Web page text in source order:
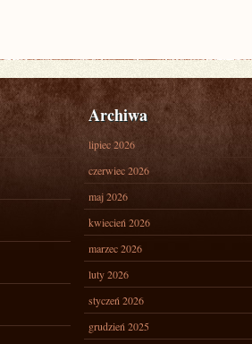
Archiwa
lipiec 2026
czerwiec 2026
maj 2026
kwiecień 2026
marzec 2026
luty 2026
styczeń 2026
grudzień 2025